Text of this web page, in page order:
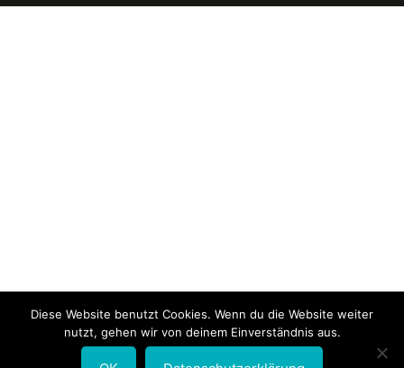
Diese Website benutzt Cookies. Wenn du die Website weiter
nutzt, gehen wir von deinem Einverständnis aus.